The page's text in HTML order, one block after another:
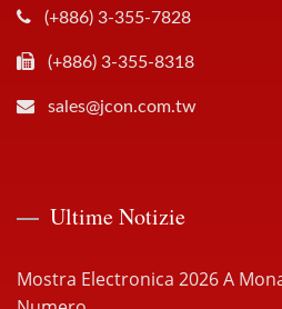
(+886) 3-355-7828
(+886) 3-355-8318
sales@jcon.com.tw
Ultime Notizie
Mostra Electronica 2026 A